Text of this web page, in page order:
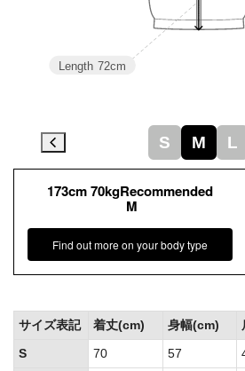
サイズ表記 着丈(cm) 身幅(cm)
S
70 57
173cm 70kgRecommended
M
Find out more on your body type
Length 72cm
S M L